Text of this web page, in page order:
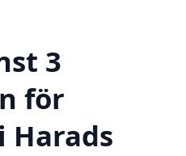
3
för
Harads